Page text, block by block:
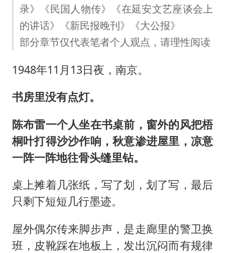
录》《民国人物传》《在延安文艺座谈会上
的讲话》《新民报晚刊》《大公报》
部分章节仅代表笔者个人观点，请理性阅读
1948年11月13日夜，南京。
书房里没有点灯。
陈布雷一个人坐在书桌前，窗外的风把梧
桐叶打得沙沙作响，秋意渗进屋里，凉意
一阵一阵地往骨头缝里钻。
桌上摊着几张纸，写了划，划了写，最后
只剩下短短几行墨迹。
屋外偶尔传来脚步声，是走廊里的警卫换
班，皮靴踩在地板上，发出沉闷而有规律